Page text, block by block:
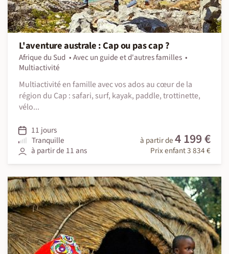
L'aventure australe : Cap ou pas cap ?
Afrique du Sud
Avec un guide et d'autres familles
Multiactivité
Multiactivité en famille avec vos ados au cœur de la
région du Cap : safari, surf, kayak, paddle, trottinette,
vélo...
11 jours
Tranquille
à partir de 11 ans
à partir de4 199 €
Prix enfant 3 834 €